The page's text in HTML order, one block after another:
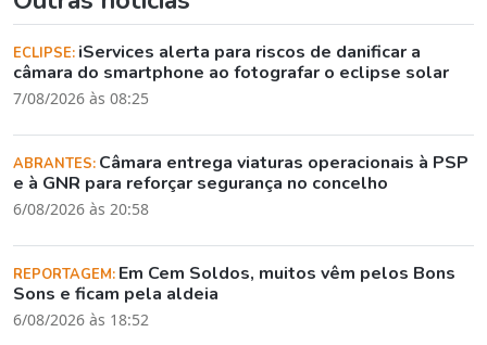
ECLIPSE: iServices alerta para riscos de danificar a
câmara do smartphone ao fotografar o eclipse solar
7/08/2026 às 08:25
ABRANTES: Câmara entrega viaturas operacionais à PSP
e à GNR para reforçar segurança no concelho
6/08/2026 às 20:58
REPORTAGEM: Em Cem Soldos, muitos vêm pelos Bons
Sons e ficam pela aldeia
6/08/2026 às 18:52